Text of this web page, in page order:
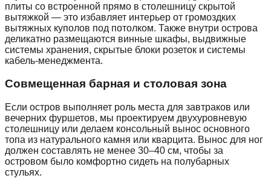
плиты со встроенной прямо в столешницу скрытой
вытяжкой — это избавляет интерьер от громоздких
вытяжных куполов под потолком. Также внутри острова
деликатно размещаются винные шкафы, выдвижные
системы хранения, скрытые блоки розеток и системы
кабель-менеджмента.
Совмещенная барная и столовая зона
Если остров выполняет роль места для завтраков или
вечерних фуршетов, мы проектируем двухуровневую
столешницу или делаем консольный вынос основного
топа из натурального камня или кварцита. Вынос для ног
должен составлять не менее 30–40 см, чтобы за
островом было комфортно сидеть на полубарных
стульях.